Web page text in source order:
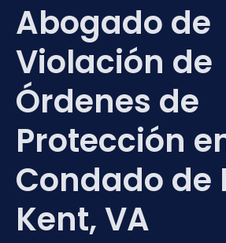
Abogado de
Violación de
Órdenes de
Protección
Condado de
Kent, VA